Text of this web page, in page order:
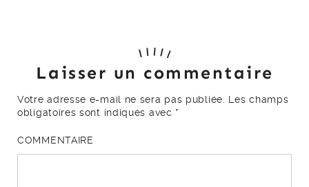
Laisser un commentaire
Votre adresse e-mail ne sera pas publiée.
Les champs
obligatoires sont indiqués avec *
COMMENTAIRE